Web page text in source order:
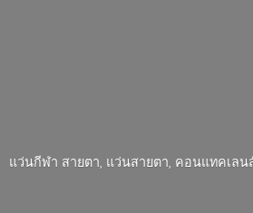
แว่นกีฬา สายตา, แว่นสายตา, คอนแทคเลน